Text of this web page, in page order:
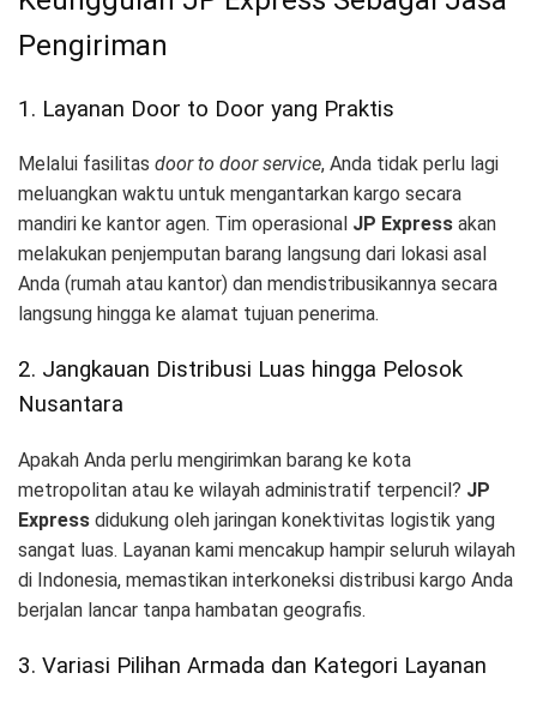
Pengiriman
1. Layanan Door to Door yang Praktis
Melalui fasilitas door to door service, Anda tidak perlu lagi
meluangkan waktu untuk mengantarkan kargo secara
mandiri ke kantor agen. Tim operasional JP Express akan
melakukan penjemputan barang langsung dari lokasi asal
Anda (rumah atau kantor) dan mendistribusikannya secara
langsung hingga ke alamat tujuan penerima.
2. Jangkauan Distribusi Luas hingga Pelosok
Nusantara
Apakah Anda perlu mengirimkan barang ke kota
metropolitan atau ke wilayah administratif terpencil? JP
Express didukung oleh jaringan konektivitas logistik yang
sangat luas. Layanan kami mencakup hampir seluruh wilayah
di Indonesia, memastikan interkoneksi distribusi kargo Anda
berjalan lancar tanpa hambatan geografis.
3. Variasi Pilihan Armada dan Kategori Layanan